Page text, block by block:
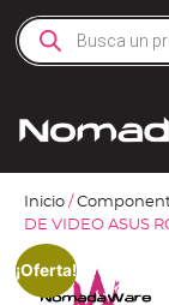
Inicio /
DE VIDEO ASUS
¡Oferta!